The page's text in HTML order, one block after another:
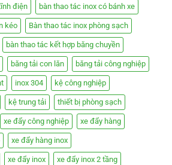
điện bàn thao tác inox có bánh xe
kéo Bàn thao tác inox phòng sạch
bàn thao tác kết hợp băng chuyền
băng tải con lăn băng tải công nghiệp
inox 304 kệ công nghiệp
kệ trung tải thiết bị phòng sạch
xe đẩy công nghiệp xe đẩy hàng
xe đẩy hàng inox
xe đẩy inox xe đẩy inox 2 tầng